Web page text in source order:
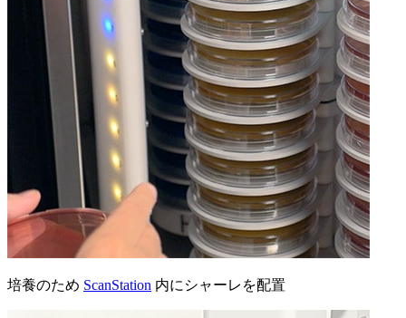
培養のため ScanStation 内にシャーレを配置